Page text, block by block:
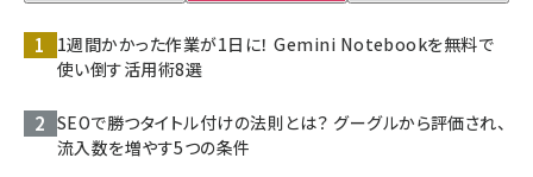
1週間かかった作業が1日に！ Gemini Notebookを無料で
使い倒す活用術8選
SEOで勝つタイトル付けの法則とは？ グーグルから評価され、
流入数を増やす5つの条件